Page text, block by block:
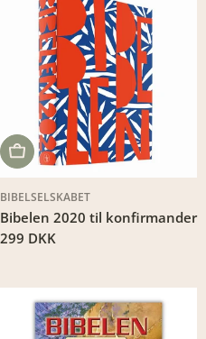
LÆG I KURV
BIBELSELSKABET
Bibelen 2020 til konfirmander
Translation
299 DKK